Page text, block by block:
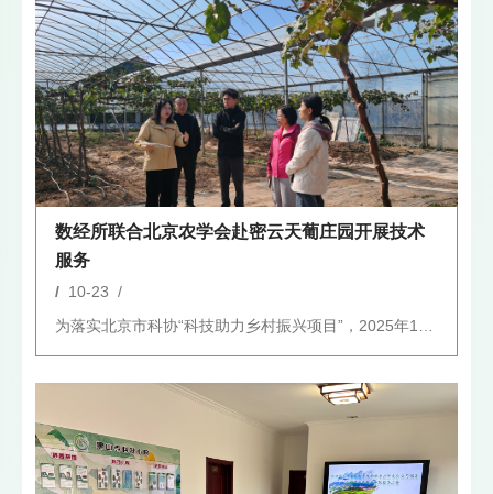
数经所联合北京农学会赴密云天葡庄园开展技术
服务
/ 10-23 /